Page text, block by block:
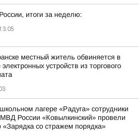
итоги за неделю:
13:05
местный житель обвиняется в
электронных устройств из торгового
лагере «Радуга» сотрудники
России «Ковылкинский» провели
«Зарядка со стражем порядка»